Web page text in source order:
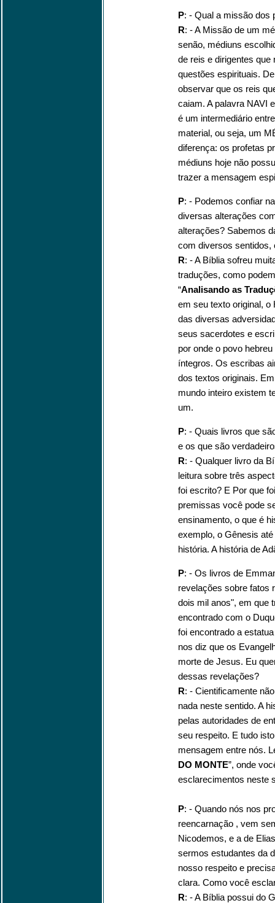
P: - Qual a missão dos
R: - A Missão de um
senão, médiuns
de reis e dirigentes
questões espirituais.
observar que os reis
caiam. A palavra NAVI
é um intermediário
material, ou seja, um
diferença: os profetas
médiuns hoje não
trazer a mensagem
P: - Podemos confiar
diversas alterações
alterações? Sabemos
com diversos sentidos,
R: - A Bíblia sofreu
traduções, como
“Analisando as
em seu texto original, o
das diversas
seus sacerdotes e
por onde o povo
íntegros. Os escribas
dos textos originais.
mundo inteiro existem
um.
P: - Quais livros que
e os que são
R: - Qualquer livro da
leitura sobre três
foi escrito? E Por que
premissas você pode
ensinamento, o que é
exemplo, o Gênesis
história. A história de
P: - Os livros de
revelações sobre fatos
dois mil anos", em que
encontrado com o
foi encontrado a
nos diz que os
morte de Jesus. Eu
dessas revelações?
R: - Cientificamente
nada neste sentido. A
pelas autoridades de
seu respeito. E tudo
mensagem entre nós.
DO MONTE”, onde
esclarecimentos neste
P: - Quando nós nos
reencarnação , vem
Nicodemos, e a de
sermos estudantes da
nosso respeito e
clara. Como você
R: - A Bíblia possui do